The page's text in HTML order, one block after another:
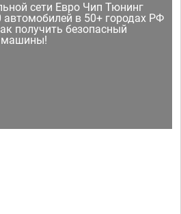
сети Евро Чип Тюнинг
в 50+ городах РФ
получить безопасный
машины!